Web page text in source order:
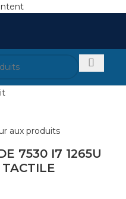
aux produits
7530 I7 1265U
TACTILE